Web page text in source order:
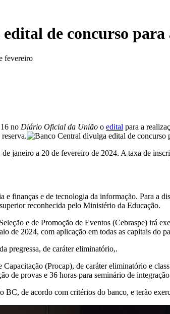
de concurso para
fevereiro
no Diário Oficial da União o edital para a
janeiro a 20 de fevereiro de 2024. A taxa de
e finanças e de tecnologia da informação. Para a
reconhecida pelo Ministério da Educação.
e de Promoção de Eventos (Cebraspe) irá
de 2024, com aplicação em todas as capitais do
pregressa, de caráter eliminatório,.
Capacitação (Procap), de caráter eliminatório e
de provas e 36 horas para seminário de
BC, de acordo com critérios do banco, e terão